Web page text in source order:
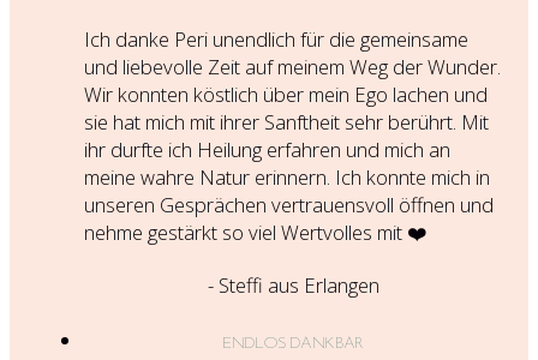
Ich danke Peri unendlich für die gemeinsame
und liebevolle Zeit auf meinem Weg der Wunder.
Wir konnten köstlich über mein Ego lachen und
sie hat mich mit ihrer Sanftheit sehr berührt. Mit
ihr durfte ich Heilung erfahren und mich an
meine wahre Natur erinnern. Ich konnte mich in
unseren Gesprächen vertrauensvoll öffnen und
nehme gestärkt so viel Wertvolles mit ❤️
- Steffi aus Erlangen
ENDLOS DANKBAR